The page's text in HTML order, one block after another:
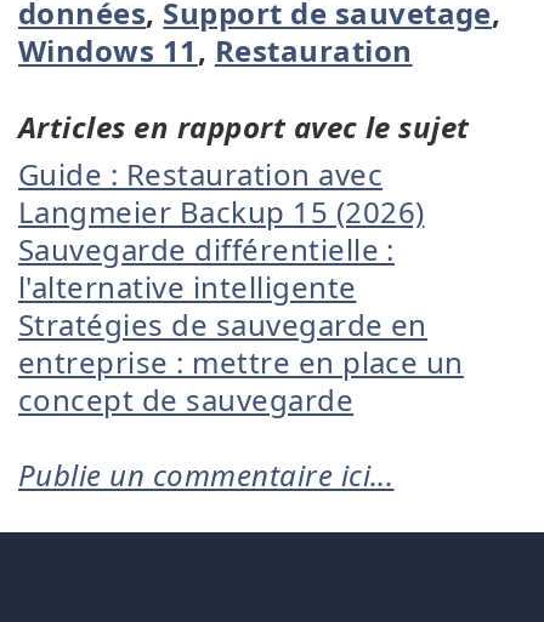
données, Support de sauvetage,
Windows 11, Restauration
Articles en rapport avec le sujet
Guide : Restauration avec
Langmeier Backup 15 (2026)
Sauvegarde différentielle :
l'alternative intelligente
Stratégies de sauvegarde en
entreprise : mettre en place un
concept de sauvegarde
Publie un commentaire ici...